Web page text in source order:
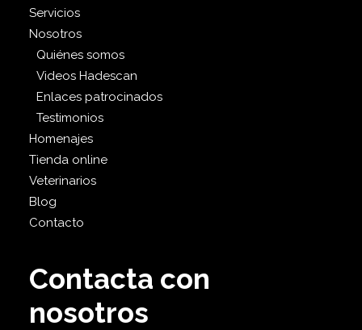
Servicios
Nosotros
Quiénes somos
Videos Hadescan
Enlaces patrocinados
Testimonios
Homenajes
Tienda online
Veterinarios
Blog
Contacto
Contacta con
nosotros